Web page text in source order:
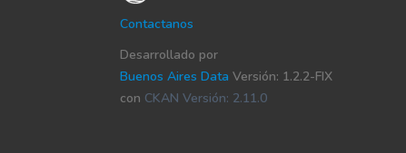
Contactanos
Desarrollado por
Buenos Aires Data Versión: 1.2.2-FIX
con CKAN Versión: 2.11.0